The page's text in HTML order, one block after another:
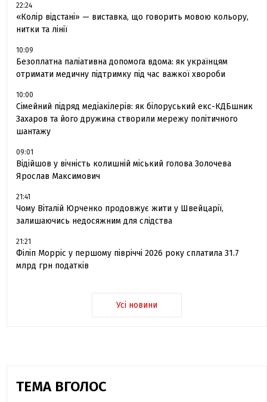
22:24
«Колір відстані» — виставка, що говорить мовою кольору,
нитки та лінії
10:09
Безоплатна паліативна допомога вдома: як українцям
отримати медичну підтримку під час важкої хвороби
10:00
Сімейний підряд медіакілерів: як білоруський екс-КДБшник
Захаров та його дружина створили мережу політичного
шантажу
09:01
Відійшов у вічність колишній міський голова Золочева
Ярослав Максимович
21:41
Чому Віталій Юрченко продовжує жити у Швейцарії,
залишаючись недосяжним для слідства
21:21
Філіп Морріс у першому півріччі 2026 року сплатила 31.7
млрд грн податків
Усі новини
ТЕМА ВГОЛОС